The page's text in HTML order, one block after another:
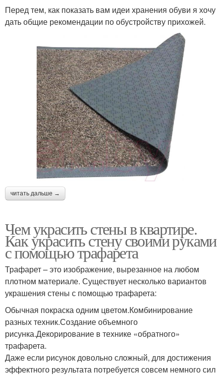
Перед тем, как показать вам идеи хранения обуви я хочу
дать общие рекомендации по обустройству прихожей.
читать дальше →
Чем украсить стены в квартире.
Как украсить стену своими руками
с помощью трафарета
Трафарет – это изображение, вырезанное на любом
плотном материале. Существует несколько вариантов
украшения стены с помощью трафарета:
Обычная покраска одним цветом.Комбинирование
разных техник.Создание объемного
рисунка.Декорирование в технике «обратного»
трафарета.
Даже если рисунок довольно сложный, для достижения
эффектного результата потребуется совсем немного сил